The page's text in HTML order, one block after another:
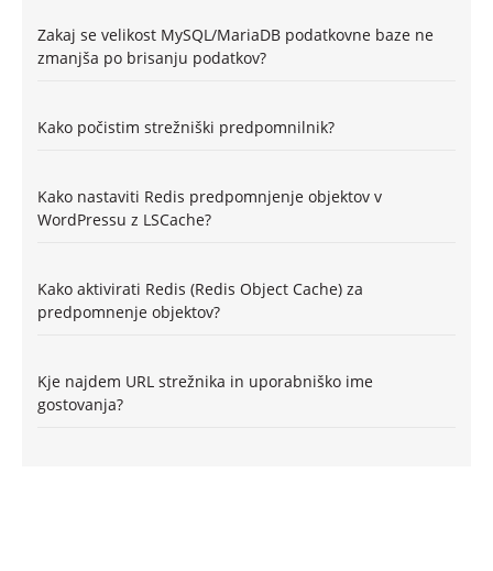
Zakaj se velikost MySQL/MariaDB podatkovne baze ne
zmanjša po brisanju podatkov?
Kako počistim strežniški predpomnilnik?
Kako nastaviti Redis predpomnjenje objektov v
WordPressu z LSCache?
Kako aktivirati Redis (Redis Object Cache) za
predpomnenje objektov?
Kje najdem URL strežnika in uporabniško ime
gostovanja?